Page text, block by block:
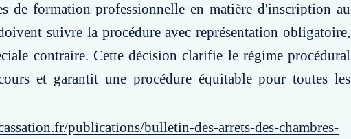
de formation professionnelle en matière d'inscription au
suivre la procédure avec représentation obligatoire,
contraire. Cette décision clarifie le régime procédural
et garantit une procédure équitable pour toutes les
publications/bulletin-des-arrets-des-chambres-